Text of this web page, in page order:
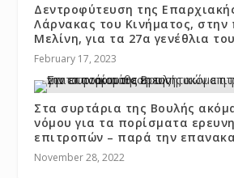
Δεντροφύτευση της
Λάρνακας του Κινήματος, στην
Μελίνη, για τα 27α γενέθλια
February 17, 2023
Στα συρτάρια της Βουλής
νόμου για τα πορίσματα
επιτροπών – παρά την
November 28, 2022